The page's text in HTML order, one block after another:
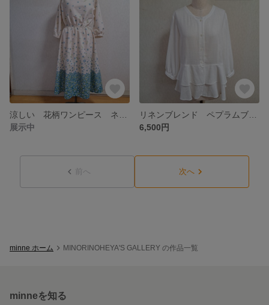
展示中
6,500円
前へ 次へ
minne ホーム MINORINOHEYA'S GALLERY の作品一覧
minneを知る